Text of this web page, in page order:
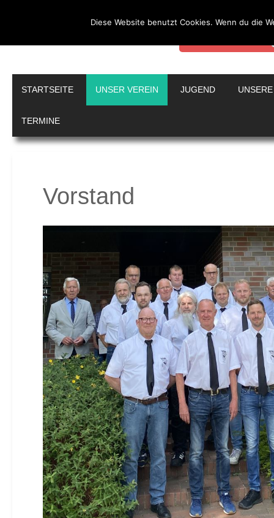
Sportanglerverein
STARTSEITE UNSER VEREIN JUGEND
TERMINE
Vorstand
Diese Website benutzt Cookies. Wenn du die
Durch die weitere